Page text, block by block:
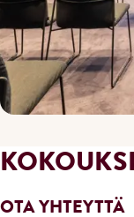
OTA YHTEYTTÄ